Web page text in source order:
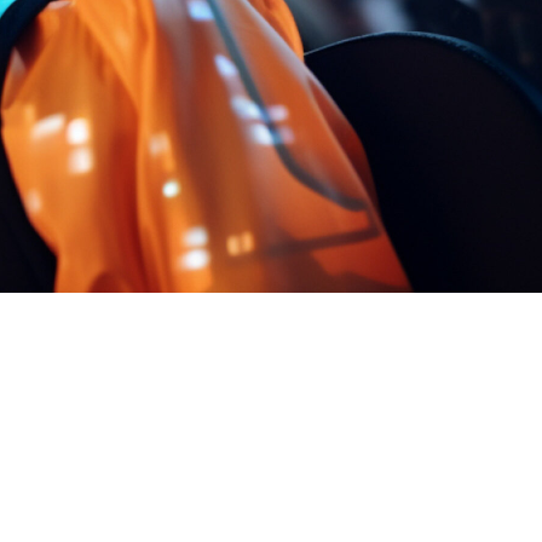
Wirtschaftspolitische Agenda
FAQ Zertifizierung